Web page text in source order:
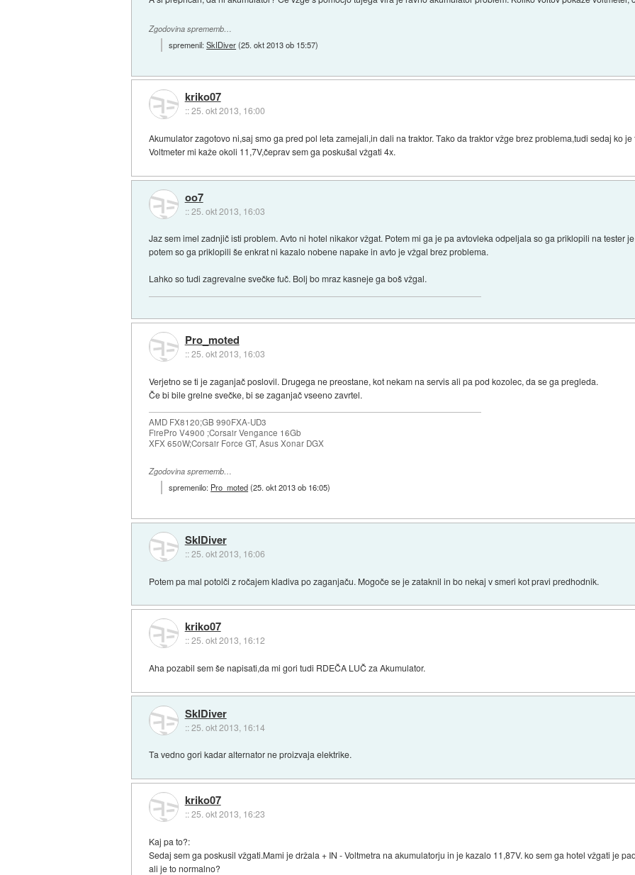
Zgodovina sprememb…
spremenil:SkIDiver(25. okt 2013 ob 15:57)
kriko07
::25. okt 2013, 16:00
Akumulator zagotovo ni,saj smo ga pred pol leta zamejali,in dali na traktor. Tako da traktor vžge brez problema,tudi sedaj ko
Voltmeter mi kaže okoli 11,7V,čeprav sem ga poskušal vžgati 4x.
oo7
::25. okt 2013, 16:03
Jaz sem imel zadnjič isti problem. Avto ni hotel nikakor vžgat. Potem mi ga je pa avtovleka odpeljala so ga priklopili na tester
potem so ga priklopili še enkrat ni kazalo nobene napake in avto je vžgal brez problema.
Lahko so tudi zagrevalne svečke fuč. Bolj bo mraz kasneje ga boš vžgal.
Pro_moted
::25. okt 2013, 16:03
Verjetno se ti je zaganjač poslovil. Drugega ne preostane, kot nekam na servis ali pa pod kozolec, da se ga pregleda.
Če bi bile grelne svečke, bi se zaganjač vseeno zavrtel.
AMD FX8120;GB 990FXA-UD3
FirePro V4900 ;Corsair Vengance 16Gb
XFX 650W;Corsair Force GT, Asus Xonar DGX
Zgodovina sprememb…
spremenilo: Pro_moted(25. okt 2013 ob 16:05)
SkIDiver
::25. okt 2013, 16:06
Potem pa mal potolči z ročajem kladiva po zaganjaču. Mogoče se je zataknil in bo nekaj v smeri kot pravi predhodnik.
kriko07
::25. okt 2013, 16:12
Aha pozabil sem še napisati,da mi gori tudi RDEČA LUČ za Akumulator.
SkIDiver
::25. okt 2013, 16:14
Ta vedno gori kadar alternator ne proizvaja elektrike.
kriko07
::25. okt 2013, 16:23
Kaj pa to?:
Sedaj sem ga poskusil vžgati.Mami je držala + IN - Voltmetra na akumulatorju in je kazalo 11,87V. ko sem ga hotel vžgati je
ali je to normalno?